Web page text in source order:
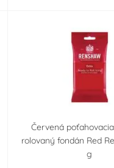
Červená
rolovaný fondán Red
g